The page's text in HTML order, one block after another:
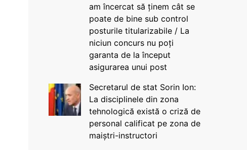
am încercat să ținem cât se
poate de bine sub control
posturile titularizabile / La
niciun concurs nu poți
garanta de la început
asigurarea unui post
Secretarul de stat Sorin Ion:
La disciplinele din zona
tehnologică există o criză de
personal calificat pe zona de
maiștri-instructori